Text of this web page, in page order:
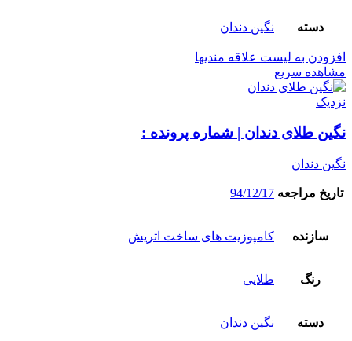
دسته نگین دندان
افزودن به لیست علاقه مندیها
مشاهده سریع
نزدیک
نگین طلای دندان | شماره پرونده :
نگین دندان
تاریخ مراجعه 94/12/17
سازنده کامپوزیت های ساخت اتریش
رنگ طلایی
دسته نگین دندان